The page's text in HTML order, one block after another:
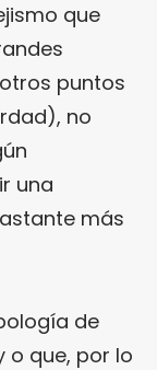
que
puntos
no
una
más
de
o que, por lo